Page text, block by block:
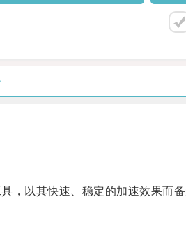
以其快速、稳定的加速效果而备